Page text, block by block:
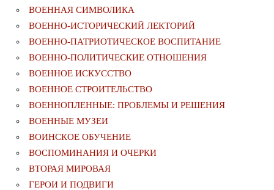
ВОЕННАЯ СИМВОЛИКА
ВОЕННО-ИСТОРИЧЕСКИЙ ЛЕКТОРИЙ
ВОЕННО-ПАТРИОТИЧЕСКОЕ ВОСПИТАНИЕ
ВОЕННО-ПОЛИТИЧЕСКИE ОТНОШЕНИЯ
ВОЕННОЕ ИСКУССТВО
ВОЕННОЕ СТРОИТЕЛЬСТВО
ВОЕННОПЛЕННЫЕ: ПРОБЛЕМЫ И РЕШЕНИЯ
ВОЕННЫЕ МУЗЕИ
ВОИНСКОЕ ОБУЧЕНИЕ
ВОСПОМИНАНИЯ И ОЧЕРКИ
ВТОРАЯ МИРОВАЯ
ГЕРОИ И ПОДВИГИ